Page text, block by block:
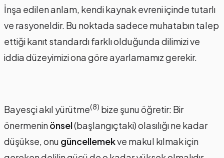
İnşa edilen anlam, kendi kaynak evreni içinde tutarlı
ve rasyoneldir. Bu noktada sadece muhatabın talep
ettiği kanıt standardı farklı olduğunda dilimizi ve
iddia düzeyimizi ona göre ayarlamamız gerekir.
Bayesçi akıl yürütme(8) bize şunu öğretir: Bir
önermeninönsel(başlangıçtaki) olasılığı ne kadar
düşükse, onu güncellemekve makul kılmak için